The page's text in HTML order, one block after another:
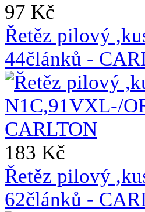
97 Kč
Řetěz pilový
44článků -
183 Kč
Řetěz pilový
62článků -